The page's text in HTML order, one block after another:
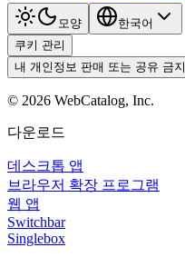
모양
한국어
쿠키 관리
내 개인정보 판매 또는 공유 금지
© 2026 WebCatalog, Inc.
다운로드
데스크톱 앱
브라우저 확장 프로그램
웹 앱
Switchbar
Singlebox